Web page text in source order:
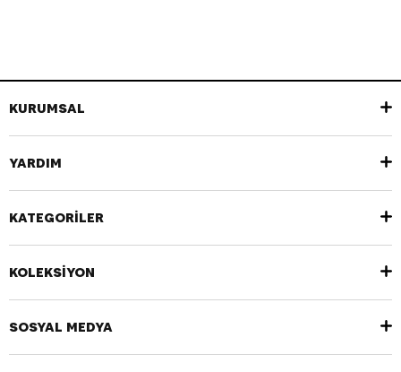
KURUMSAL
YARDIM
KATEGORİLER
KOLEKSİYON
SOSYAL MEDYA